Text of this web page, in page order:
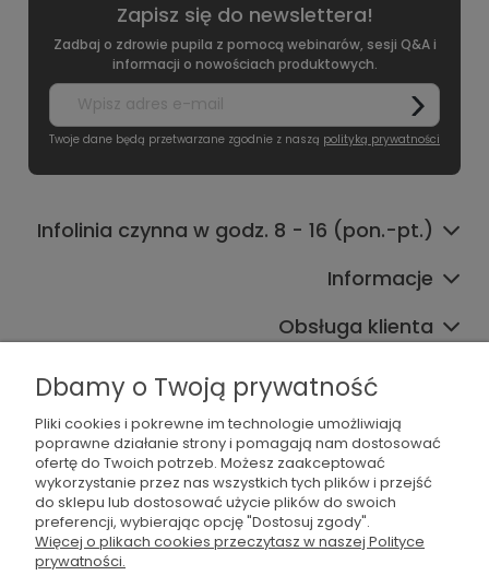
Zapisz się do newslettera!
Zadbaj o zdrowie pupila z pomocą webinarów, sesji Q&A i
informacji o nowościach produktowych.
Twoje dane będą przetwarzane zgodnie z naszą polityką prywatności
Infolinia czynna w godz. 8 - 16 (pon.-pt.)
Informacje
Obsługa klienta
Współpraca
536 042 061
Dbamy o Twoją prywatność
Pliki cookies i pokrewne im technologie umożliwiają
poprawne działanie strony i pomagają nam dostosować
ofertę do Twoich potrzeb. Możesz zaakceptować
wykorzystanie przez nas wszystkich tych plików i przejść
do sklepu lub dostosować użycie plików do swoich
preferencji, wybierając opcję "Dostosuj zgody".
Więcej o plikach cookies przeczytasz w naszej Polityce
prywatności.